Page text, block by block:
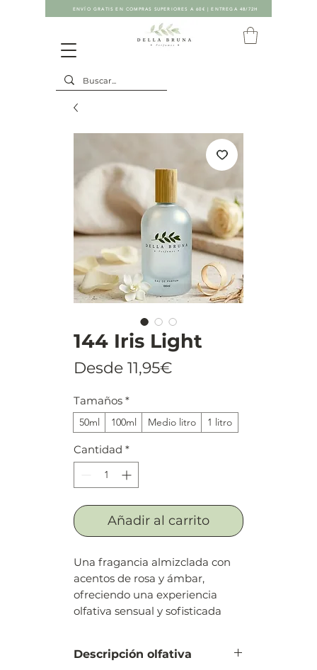
ENVÍO GRATIS EN COMPRAS SUPERIORES A 60€ | ENTREGA 48/72H
144 Iris Light
Desde 11,95€
Tamaños *
50ml 100ml Medio litro 1 litro
Cantidad *
Añadir al carrito
Una fragancia almizclada con
acentos de rosa y ámbar,
ofreciendo una experiencia
olfativa sensual y sofisticada
Descripción olfativa